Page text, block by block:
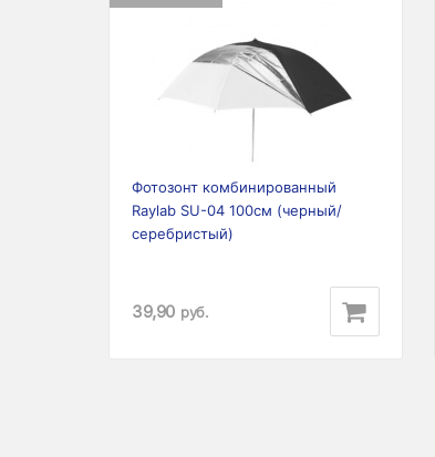
Previous
Фотозонт комбинированный
Raylab SU-04 100см (черный/
серебристый)
39,90 руб.